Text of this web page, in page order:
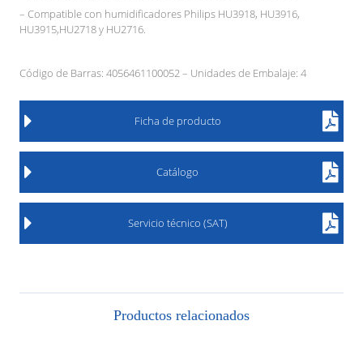
– Compatible con humidificadores Philips HU3918, HU3916,
HU3915,HU2718 y HU2716.
Código de Barras: 4056461100052 – Unidades de Embalaje: 4
Ficha de producto
Catálogo
Servicio técnico (SAT)
Productos relacionados